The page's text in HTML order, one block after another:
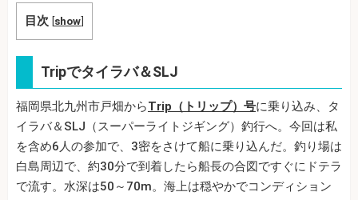
目次 [show]
Tripでタイラバ＆SLJ
福岡県北九州市戸畑からTrip（トリップ）号に乗り込み、タ
イラバ＆SLJ（スーパーライトジギング）釣行へ。今回は私
を含め6人の参加で、3密をさけて船に乗り込んだ。釣り場は
白島周辺で、約30分で到着したら船長の合図ですぐにドテラ
で流す。水深は50～70m。海上は穏やかでコンディション